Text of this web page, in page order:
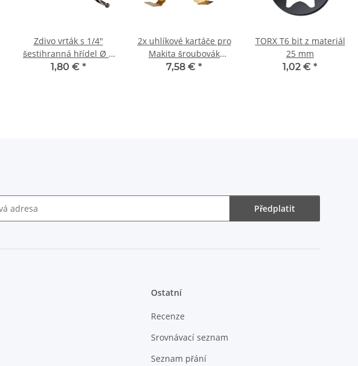
Zdivo vrták s 1/4"
šestihranná hřídel Ø 8
mm
1,80 € *
2x uhlíkové kartáče pro
Makita šroubovák
6820V 5,9 x 8,9 x 11,9
7,58 € *
TORX T6 bit z materiál
25 mm
1,02 € *
Předplatit
Ostatní
Recenze
Srovnávací seznam
Seznam přání